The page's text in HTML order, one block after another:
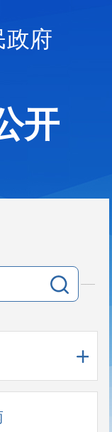
政府
开